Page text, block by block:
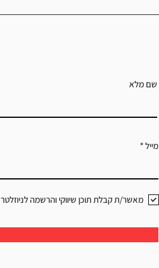
שם מלא
מייל
מאשר/ת קבלת תוכן שיווקי והרשמה לניוזלטר